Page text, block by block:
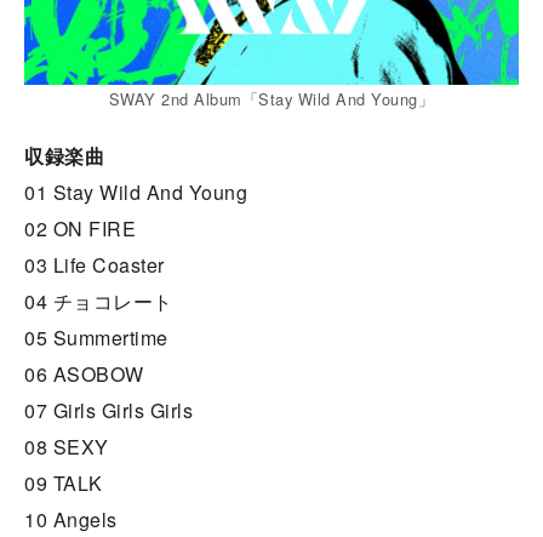
SWAY 2nd Album「Stay Wild And Young」
収録楽曲
01 Stay Wild And Young
02 ON FIRE
03 Life Coaster
04 チョコレート
05 Summertime
06 ASOBOW
07 Girls Girls Girls
08 SEXY
09 TALK
10 Angels